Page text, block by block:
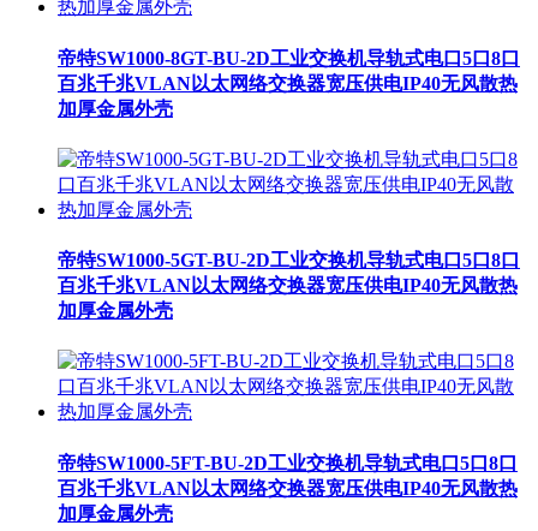
帝特SW1000-8GT-BU-2D工业交换机导轨式电口5口8口
百兆千兆VLAN以太网络交换器宽压供电IP40无风散热
加厚金属外壳
帝特SW1000-5GT-BU-2D工业交换机导轨式电口5口8口
百兆千兆VLAN以太网络交换器宽压供电IP40无风散热
加厚金属外壳
帝特SW1000-5FT-BU-2D工业交换机导轨式电口5口8口
百兆千兆VLAN以太网络交换器宽压供电IP40无风散热
加厚金属外壳